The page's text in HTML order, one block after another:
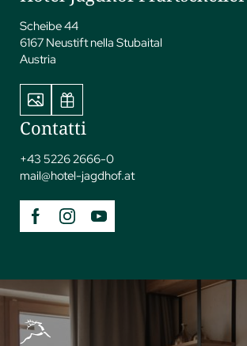
Scheibe 44
6167 Neustift nella Stubaital
Austria
Contatti
+43 5226 2666-0
mail@hotel-jagdhof.at